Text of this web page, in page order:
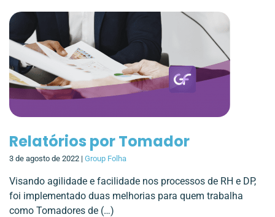
Relatórios por Tomador
3 de agosto de 2022 | Group Folha
Visando agilidade e facilidade nos processos de RH e DP,
foi implementado duas melhorias para quem trabalha
como Tomadores de (…)